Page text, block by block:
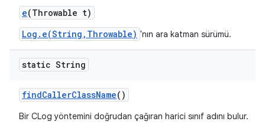
e(Throwable t)
Log.e(String,Throwable) 'nın ara katman sürümü.
static String
findCallerClassName()
Bir CLog yöntemini doğrudan çağıran harici sınıf adını bulur.